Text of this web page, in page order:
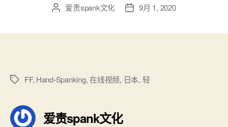
文 爱责spank文化
发 9月 1, 2020
标
FF, Hand-Spanking,在线视频, 日本, 轻
爱责spank文化